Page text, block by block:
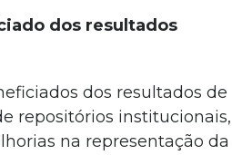
dos resultados
dos resultados de
repositórios institucionais,
na representação da